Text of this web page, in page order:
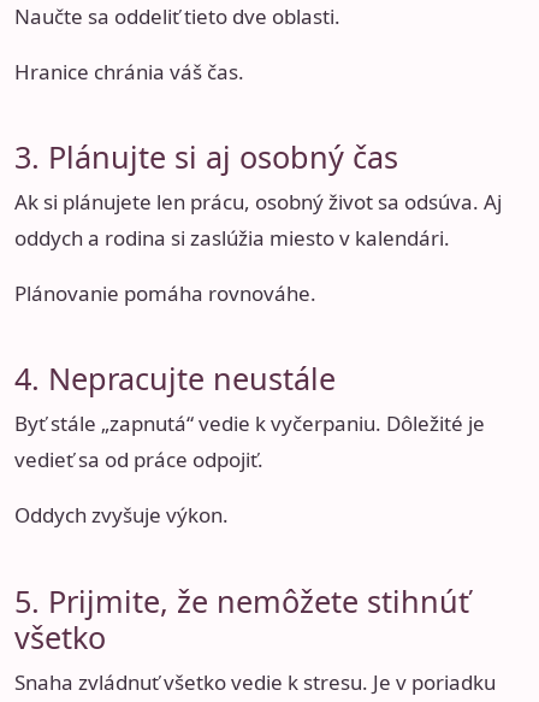
Naučte sa oddeliť tieto dve oblasti.
Hranice chránia váš čas.
3. Plánujte si aj osobný čas
Ak si plánujete len prácu, osobný život sa odsúva. Aj
oddych a rodina si zaslúžia miesto v kalendári.
Plánovanie pomáha rovnováhe.
4. Nepracujte neustále
Byť stále „zapnutá“ vedie k vyčerpaniu. Dôležité je
vedieť sa od práce odpojiť.
Oddych zvyšuje výkon.
5. Prijmite, že nemôžete stihnúť
všetko
Snaha zvládnuť všetko vedie k stresu. Je v poriadku